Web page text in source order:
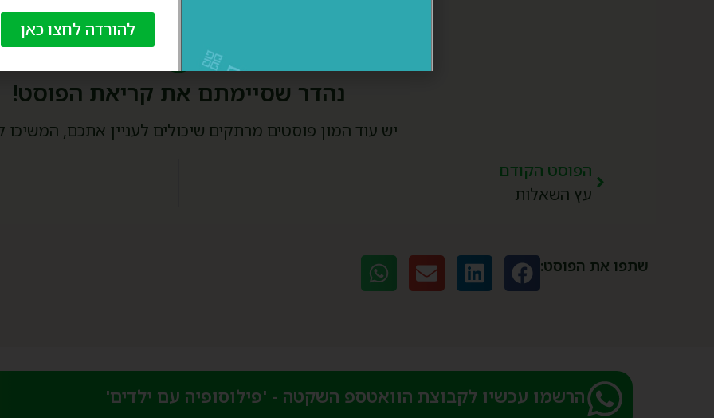
נהדר שסיימתם את קריאת הפוסט!
יש עוד המון פוסטים מרתקים שיכולים לעניין אתכם, המשיכו
הפוסט הקודם
עץ השאלות
שתפו את הפוסט:
הרשמו עכשיו לקבוצת הוואטספ השקטה - 'פילוסופיה עם ילדים'​
להורדה לחצו כאן